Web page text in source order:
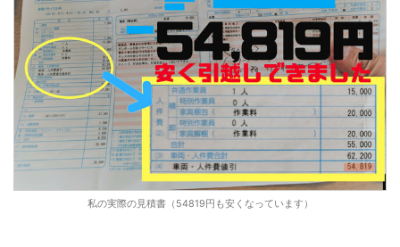
私の実際の見積書（54819円も安くなっています）